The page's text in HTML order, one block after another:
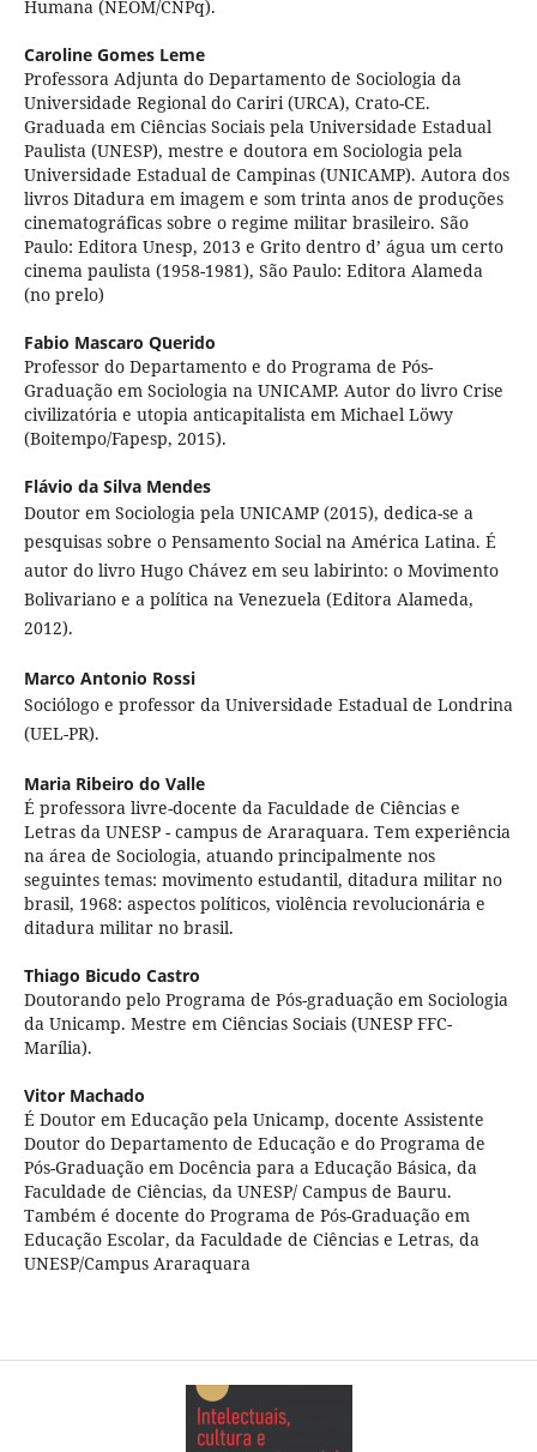
Humana (NEOM/CNPq).
Caroline Gomes Leme
Professora Adjunta do Departamento de Sociologia da
Universidade Regional do Cariri (URCA), Crato-CE.
Graduada em Ciências Sociais pela Universidade Estadual
Paulista (UNESP), mestre e doutora em Sociologia pela
Universidade Estadual de Campinas (UNICAMP). Autora dos
livros Ditadura em imagem e som trinta anos de produções
cinematográficas sobre o regime militar brasileiro. São
Paulo: Editora Unesp, 2013 e Grito dentro d’ água um certo
cinema paulista (1958-1981), São Paulo: Editora Alameda
(no prelo)
Fabio Mascaro Querido
Professor do Departamento e do Programa de Pós-
Graduação em Sociologia na UNICAMP. Autor do livro Crise
civilizatória e utopia anticapitalista em Michael Löwy
(Boitempo/Fapesp, 2015).
Flávio da Silva Mendes
Doutor em Sociologia pela UNICAMP (2015), dedica-se a
pesquisas sobre o Pensamento Social na América Latina. É
autor do livro Hugo Chávez em seu labirinto: o Movimento
Bolivariano e a política na Venezuela (Editora Alameda,
2012).
Marco Antonio Rossi
Sociólogo e professor da Universidade Estadual de Londrina
(UEL-PR).
Maria Ribeiro do Valle
É professora livre-docente da Faculdade de Ciências e
Letras da UNESP - campus de Araraquara. Tem experiência
na área de Sociologia, atuando principalmente nos
seguintes temas: movimento estudantil, ditadura militar no
brasil, 1968: aspectos políticos, violência revolucionária e
ditadura militar no brasil.
Thiago Bicudo Castro
Doutorando pelo Programa de Pós-graduação em Sociologia
da Unicamp. Mestre em Ciências Sociais (UNESP FFC-
Marília).
Vitor Machado
É Doutor em Educação pela Unicamp, docente Assistente
Doutor do Departamento de Educação e do Programa de
Pós-Graduação em Docência para a Educação Básica, da
Faculdade de Ciências, da UNESP/ Campus de Bauru.
Também é docente do Programa de Pós-Graduação em
Educação Escolar, da Faculdade de Ciências e Letras, da
UNESP/Campus Araraquara